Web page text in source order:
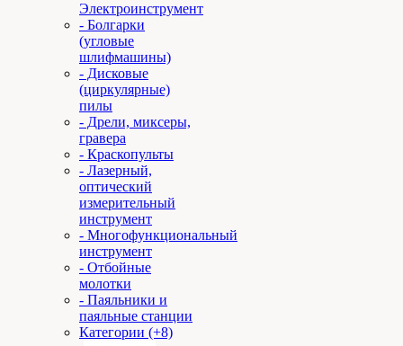
Электроинструмент
- Болгарки
(угловые
шлифмашины)
- Дисковые
(циркулярные)
пилы
- Дрели, миксеры,
гравера
- Краскопульты
- Лазерный,
оптический
измерительный
инструмент
- Многофункциональный
инструмент
- Отбойные
молотки
- Паяльники и
паяльные станции
Категории (+8)